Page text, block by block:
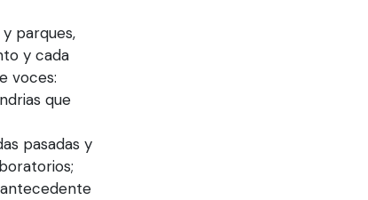
parques,
y cada
voces:
que
pasadas y